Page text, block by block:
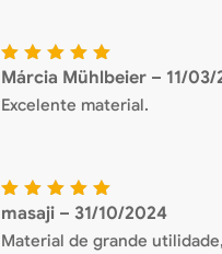
Avaliaçã
5
Márcia Mühlbeier – 11/
Excelente material.
Avaliaçã
de
5
masaji – 31/10/2024
Material de grande